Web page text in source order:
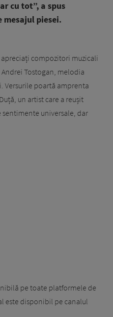
cu tot”, a spus
mesajul piesei.
compozitori muzicali
Tostogan, melodia
Versurile poartă amprenta
un artist care a reușit
universale, dar
pe toate platformele de
este disponibil pe canalul